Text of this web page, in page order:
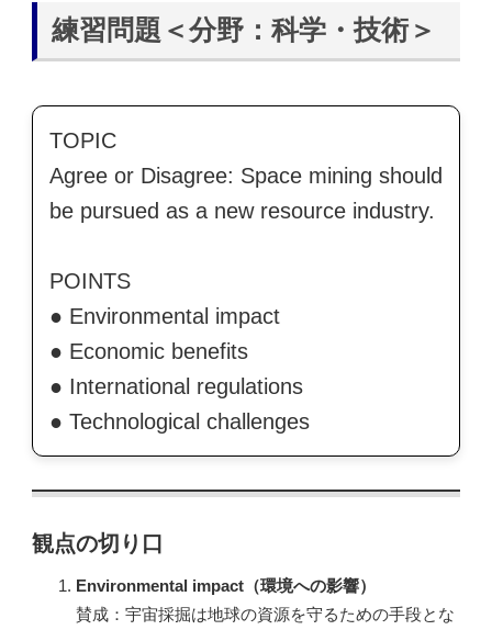
練習問題＜分野：科学・技術＞
TOPIC
Agree or Disagree: Space mining should
be pursued as a new resource industry.
POINTS
● Environmental impact
● Economic benefits
● International regulations
● Technological challenges
観点の切り口
Environmental impact（環境への影響）
賛成：宇宙採掘は地球の資源を守るための手段とな